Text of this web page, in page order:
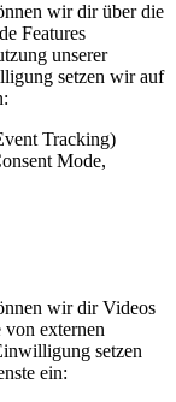
wir dir über die
Features
unserer
setzen wir auf
Tracking)
Mode,
wir dir Videos
von externen
setzen
ein: